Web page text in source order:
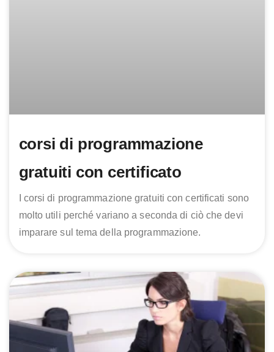
corsi di programmazione
gratuiti con certificato
I corsi di programmazione gratuiti con certificati sono
molto utili perché variano a seconda di ciò che devi
imparare sul tema della programmazione.